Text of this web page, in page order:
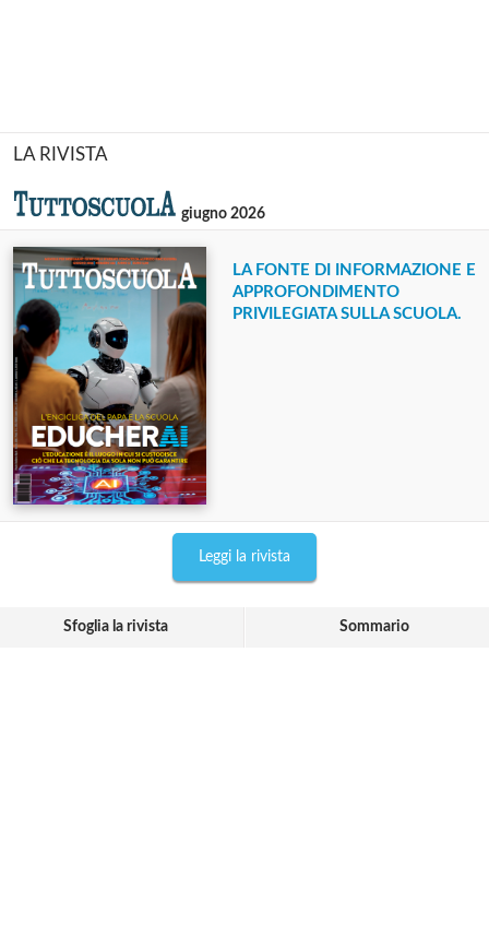
LA RIVISTA
giugno 2026
LA FONTE DI INFORMAZIONE E
APPROFONDIMENTO
PRIVILEGIATA SULLA SCUOLA.
Leggi la rivista
Sfoglia la rivista Sommario